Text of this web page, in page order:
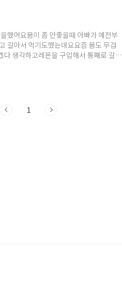
했어요몸이 좀 안좋을때 아빠가 예전부
갈아서 먹기도했는데요요즘 몸도 무겁
생각하고레몬을 구입해서 통째로 갈아
궈났어요마지막으로 끓는물에 소독을
아서 다 갈아서 얼음틀에 얼려야겠다생
1